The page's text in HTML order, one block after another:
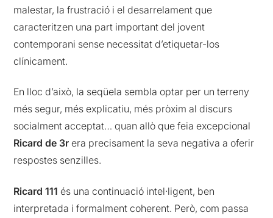
malestar, la frustració i el desarrelament que
caracteritzen una part important del jovent
contemporani sense necessitat d’etiquetar-los
clínicament.
En lloc d’això, la seqüela sembla optar per un terreny
més segur, més explicatiu, més pròxim al discurs
socialment acceptat… quan allò que feia excepcional
Ricard de 3r era precisament la seva negativa a oferir
respostes senzilles.
Ricard 111 és una continuació intel·ligent, ben
interpretada i formalment coherent. Però, com passa